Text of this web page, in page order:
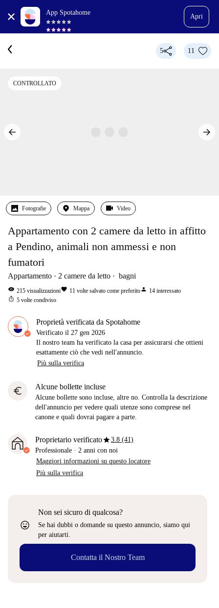
App Spotahome
Apri
5 11
CONTROLLATO
Fotografie Mappa Video
Appartamento con 2 camere da letto in affitto
a Pendino, animali non ammessi e non
fumatori
Appartamento 2 camere da letto bagni
visibility 215 visualizzazionifavorite 11 volte salvato come preferitoperson 14 interessato
ios_share 5 volte condiviso
Proprietà verificata da Spotahome
Verificato il 27 gen 2026
Il nostro team ha verificato la casa per assicurarsi che ottieni
esattamente ciò che vedi nell'annuncio.
Più sulla verifica
euro Alcune bollette incluse
Alcune bollette sono incluse, altre no. Controlla la descrizione
dell'annuncio per vedere quali utenze sono comprese nel
canone e quali dovrai pagare a parte.
Proprietario verificatostar3.8 (41)
Professionale · 2 anni con noi
Maggiori informazioni su questo locatore
Più sulla verifica
sentiment_very_satisfied
Non sei sicuro di qualcosa?
Se hai dubbi o domande su questo annuncio, siamo qui
per aiutarti.
Contatta il Nostro Team